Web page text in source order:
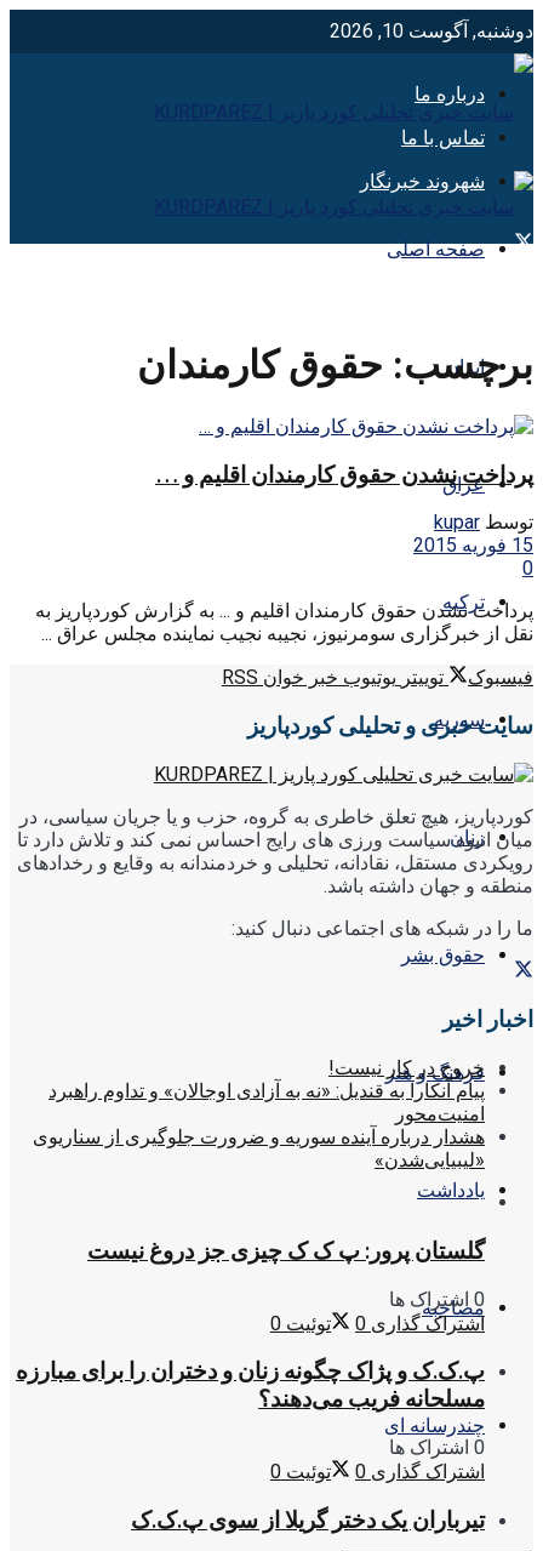
دوشنبه, آگوست 10, 2026
درباره ما
تماس با ما
شهروند خبرنگار
صفحه اصلی
ایران
عراق
ترکیه
سوریه
زنان
حقوق بشر
فرهنگ و هنر
یادداشت
مصاحبه
چندرسانه ای
برچسب: حقوق كارمندان
پرداخت نشدن حقوق کارمندان اقلیم و …
توسط kupar
15 فوریه 2015
0
پرداخت نشدن حقوق کارمندان اقلیم و ... به گزارش کوردپاریز به
نقل از خبرگزاری سومرنیوز، نجیبه نجیب نماینده مجلس عراق ...
فیسبوک
توییتر یوتیوب خبر خوان RSS
سایت خبری و تحلیلی کوردپاریز
کوردپاریز، هیچ تعلق خاطری به گروه، حزب و یا جریان سیاسی، در
میان انبوه سیاست ورزی های رایج احساس نمی کند و تلاش دارد تا
رویکردی مستقل، نقادانه، تحلیلی و خردمندانه به وقایع و رخدادهای
منطقه و جهان داشته باشد.
ما را در شبکه های اجتماعی دنبال کنید:
اخبار اخیر
خروج در کار نیست!
پیام آنکارا به قندیل: «نه به آزادی اوجالان» و تداوم راهبرد
امنیت‌محور
هشدار درباره آینده سوریه و ضرورت جلوگیری از سناریوی
«لیبیایی‌شدن»
گلستان پرور: پ ک ک چیزی جز دروغ نیست
0 اشتراک ها
اشتراک گذاری 0 توئیت 0
پ.ک.ک و پژاک چگونه زنان و دختران را برای مبارزه
مسلحانه فریب می‌دهند؟
0 اشتراک ها
اشتراک گذاری 0 توئیت 0
تیرباران یک دختر گریلا از سوی پ.ک.ک